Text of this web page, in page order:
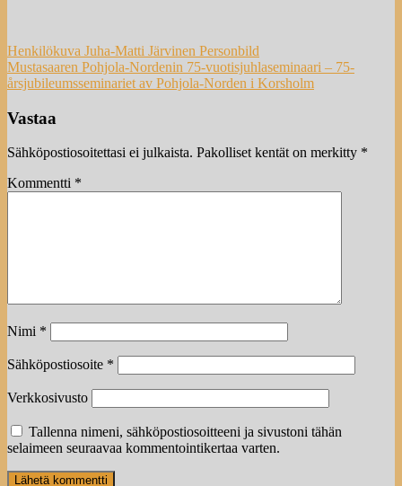
Artikkelien
selaus
Henkilökuva Juha-Matti Järvinen Personbild
Mustasaaren Pohjola-Nordenin 75-vuotisjuhlaseminaari – 75-
årsjubileumsseminariet av Pohjola-Norden i Korsholm
Vastaa
Sähköpostiosoitettasi ei julkaista. Pakolliset kentät on merkitty *
Kommentti *
Nimi *
Sähköpostiosoite *
Verkkosivusto
Tallenna nimeni, sähköpostiosoitteeni ja sivustoni tähän
selaimeen seuraavaa kommentointikertaa varten.